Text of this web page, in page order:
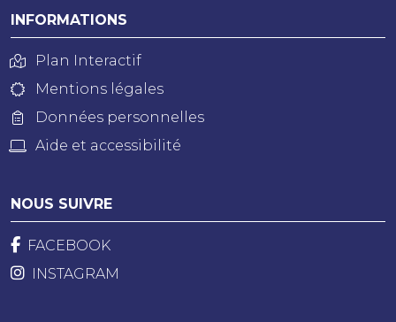
INFORMATIONS
Plan Interactif
Mentions légales
Données personnelles
Aide et accessibilité
NOUS SUIVRE
FACEBOOK
INSTAGRAM